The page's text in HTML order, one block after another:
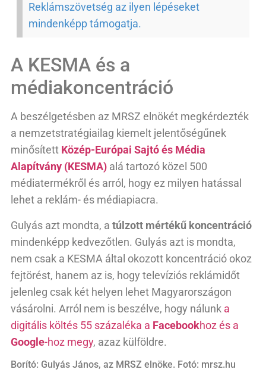
Reklámszövetség az ilyen lépéseket
mindenképp támogatja.
A KESMA és a
médiakoncentráció
A beszélgetésben az MRSZ elnökét megkérdezték
a nemzetstratégiailag kiemelt jelentőségűnek
minősített Közép-Európai Sajtó és Média
Alapítvány (KESMA) alá tartozó közel 500
médiatermékről és arról, hogy ez milyen hatással
lehet a reklám- és médiapiacra.
Gulyás azt mondta, a túlzott mértékű koncentráció
mindenképp kedvezőtlen. Gulyás azt is mondta,
nem csak a KESMA által okozott koncentráció okoz
fejtörést, hanem az is, hogy televíziós reklámidőt
jelenleg csak két helyen lehet Magyarországon
vásárolni. Arról nem is beszélve, hogy nálunk a
digitális költés 55 százaléka a Facebookhoz és a
Google-hoz megy, azaz külföldre.
Borító: Gulyás János, az MRSZ elnöke. Fotó: mrsz.hu